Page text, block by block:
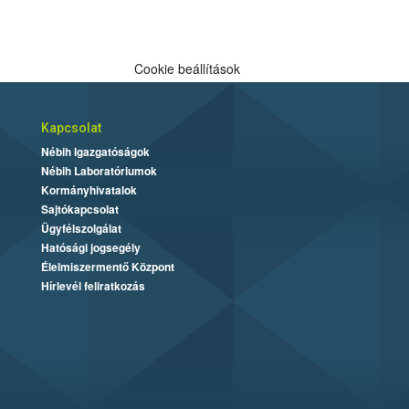
Cookie beállítások
Kapcsolat
Nébih Igazgatóságok
Nébih Laboratóriumok
Kormányhivatalok
Sajtókapcsolat
Ügyfélszolgálat
Hatósági jogsegély
Élelmiszermentő Központ
Hírlevél feliratkozás